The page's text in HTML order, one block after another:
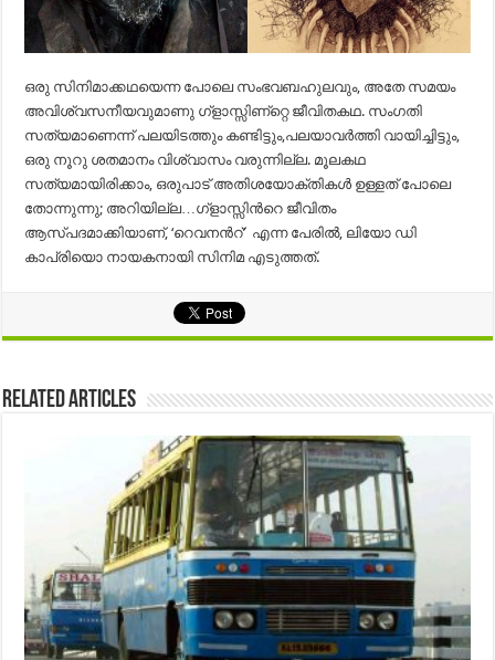
ഒരു സിനിമാക്കഥയെന്ന പോലെ സംഭവബഹുലവും, അതേ സമയം
അവിശ്വസനീയവുമാണു ഗ്ളാസ്സിണ്റ്റെ ജീവിതകഥ. സംഗതി
സത്യമാണെന്ന് പലയിടത്തും കണ്ടിട്ടും,പലയാവര്‍ത്തി വായിച്ചിട്ടും,
ഒരു നൂറു ശതമാനം വിശ്വാസം വരുന്നില്ല. മൂലകഥ
സത്യമായിരിക്കാം, ഒരുപാട്‌ അതിശയോക്തികള്‍ ഉള്ളത്‌ പോലെ
തോന്നുന്നു; അറിയില്ല…ഗ്ളാസ്സിൻറെ ജീവിതം
ആസ്പദമാക്കിയാണ്, ‘റെവനൻറ്’ എന്ന പേരില്‍, ലിയോ ഡി
കാപ്രിയൊ നായകനായി സിനിമ എടുത്തത്.
Related Articles